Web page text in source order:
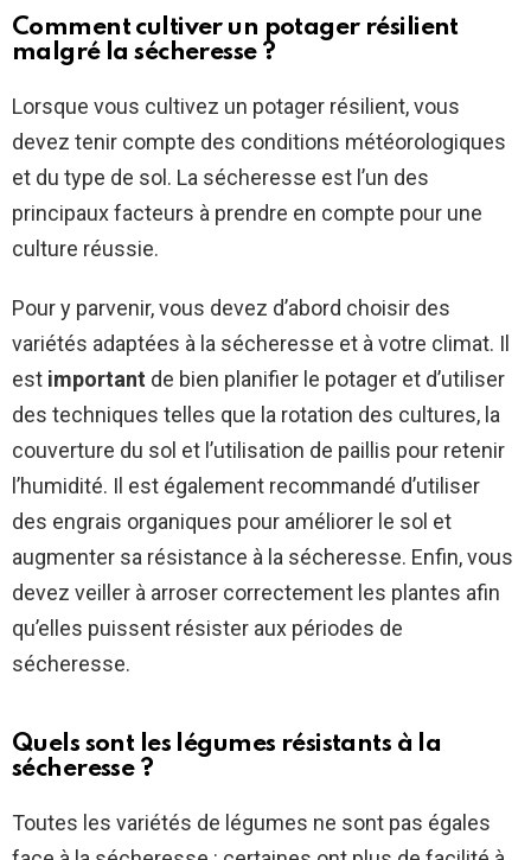
Comment cultiver un potager résilient
malgré la sécheresse ?
Lorsque vous cultivez un potager résilient, vous
devez tenir compte des conditions météorologiques
et du type de sol. La sécheresse est l’un des
principaux facteurs à prendre en compte pour une
culture réussie.
Pour y parvenir, vous devez d’abord choisir des
variétés adaptées à la sécheresse et à votre climat. Il
est important de bien planifier le potager et d’utiliser
des techniques telles que la rotation des cultures, la
couverture du sol et l’utilisation de paillis pour retenir
l’humidité. Il est également recommandé d’utiliser
des engrais organiques pour améliorer le sol et
augmenter sa résistance à la sécheresse. Enfin, vous
devez veiller à arroser correctement les plantes afin
qu’elles puissent résister aux périodes de
sécheresse.
Quels sont les légumes résistants à la
sécheresse ?
Toutes les variétés de légumes ne sont pas égales